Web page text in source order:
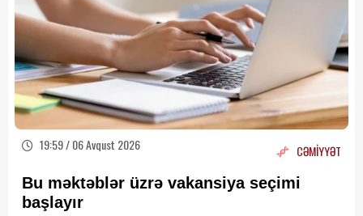
19:59 / 06 Avqust 2026 CƏMİYYƏT
Bu məktəblər üzrə vakansiya seçimi
başlayır